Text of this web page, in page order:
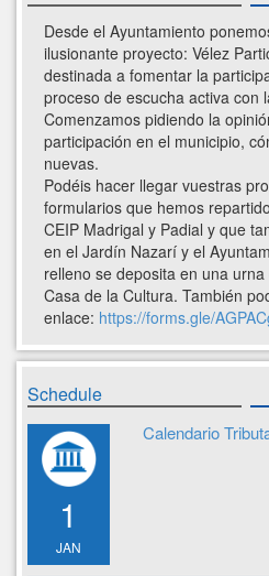
Desde el Ayuntamiento
ilusionante proyecto: Vélez
destinada a fomentar la
proceso de escucha activa con
Comenzamos pidiendo la
participación en el municipio,
nuevas.
Podéis hacer llegar vuestras
formularios que hemos
CEIP Madrigal y Padial y que
en el Jardín Nazarí y el
relleno se deposita en una
Casa de la Cultura. También
enlace: https://forms.gle/
Schedule
1
JAN
Calendario